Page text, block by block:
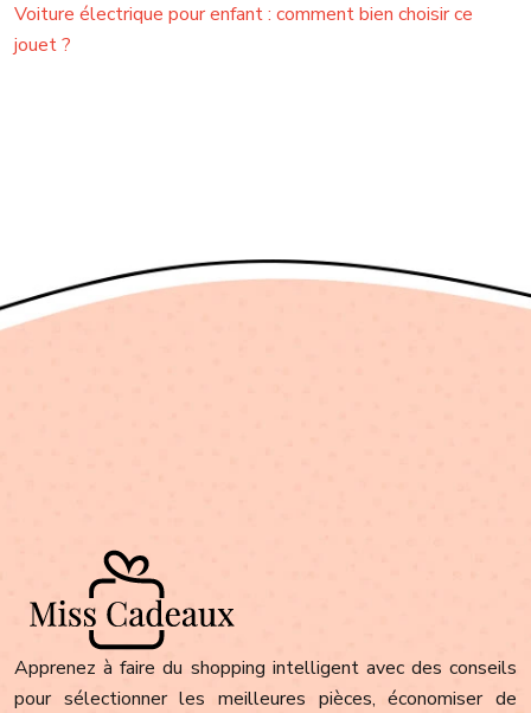
Voiture électrique pour enfant : comment bien choisir ce
jouet ?
Apprenez à faire du shopping intelligent avec des conseils
pour sélectionner les meilleures pièces, économiser de